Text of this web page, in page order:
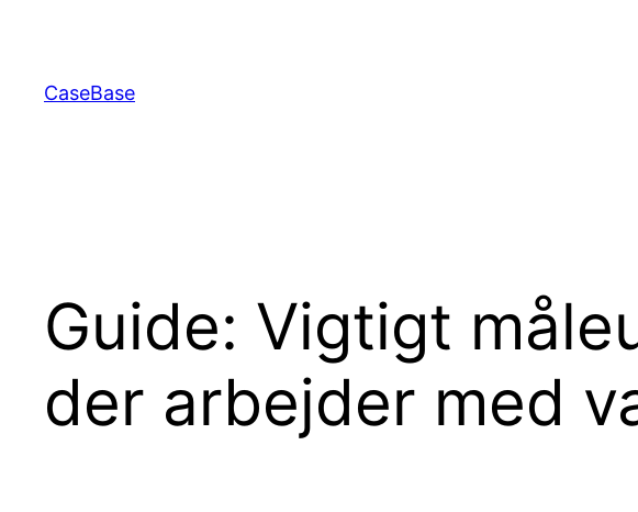
indhold
CaseBase
Guide: Vigtigt
der arbejder med